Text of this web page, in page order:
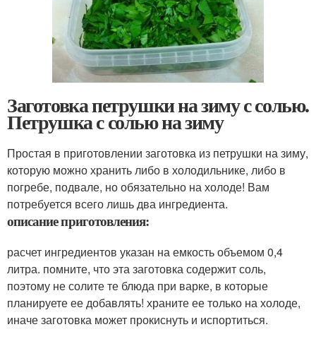
Заготовка петрушки на зиму с солью.
Петрушка с солью на зиму
Простая в приготовлении заготовка из петрушки на зиму,
которую можно хранить либо в холодильнике, либо в
погребе, подвале, но обязательно на холоде! Вам
потребуется всего лишь два ингредиента.
описание приготовления:
расчет ингредиентов указан на емкость объемом 0,4
литра. помните, что эта заготовка содержит соль,
поэтому не солите те блюда при варке, в которые
планируете ее добавлять! храните ее только на холоде,
иначе заготовка может прокиснуть и испортиться.